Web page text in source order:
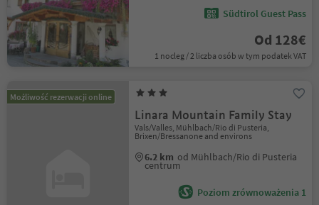
Südtirol Guest Pass
Od 128€
1 nocleg / 2 liczba osób w tym podatek VAT
Możliwość rezerwacji online
Linara Mountain Family Stay
Vals/Valles, Mühlbach/Rio di Pusteria,
Brixen/Bressanone and environs
6.2 km od Mühlbach/Rio di Pusteria
centrum
Poziom zrównoważenia 1